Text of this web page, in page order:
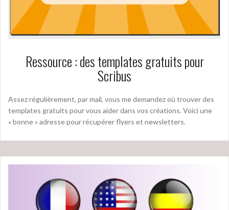
Ressource : des templates gratuits pour
Scribus
Assez régulièrement, par mail, vous me demandez où trouver des
templates gratuits pour vous aider dans vos créations. Voici une
« bonne » adresse pour récupérer flyers et newsletters.